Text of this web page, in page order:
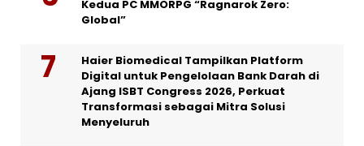
Kedua PC MMORPG “Ragnarok Zero:
Global”
Haier Biomedical Tampilkan Platform
Digital untuk Pengelolaan Bank Darah di
Ajang ISBT Congress 2026, Perkuat
Transformasi sebagai Mitra Solusi
Menyeluruh